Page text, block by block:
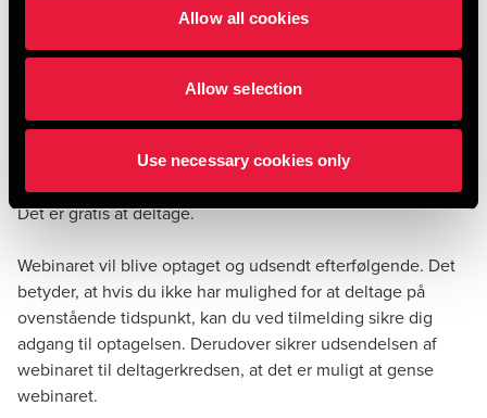
Allow all cookies
Allow selection
Use necessary cookies only
udføres af BDO’s revisorer. Kommuner med andre
revisionspartnere (fx PwC eller EY) kan derfor opleve, at
kravene til materialer er anderledes.
Webinaret afholdes torsdag den 8. januar 2025 kl.
Det er gratis at deltage.
Webinaret vil blive optaget og udsendt efterfølgende. Det
betyder, at hvis du ikke har mulighed for at deltage på
ovenstående tidspunkt, kan du ved tilmelding sikre dig
adgang til optagelsen. Derudover sikrer udsendelsen af
webinaret til deltagerkredsen, at det er muligt at gense
webinaret.